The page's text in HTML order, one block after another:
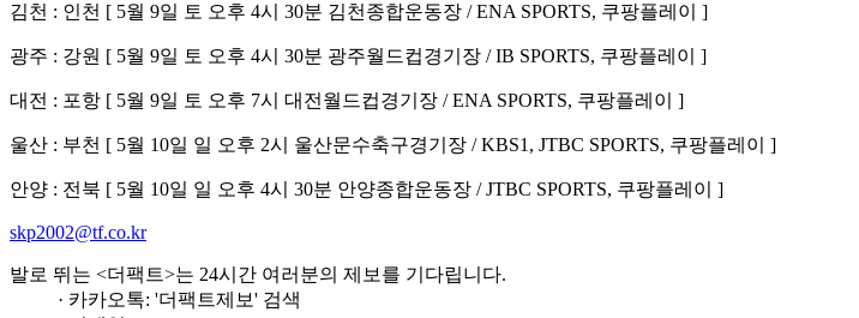
김천 : 인천 [ 5월 9일 토 오후 4시 30분 김천종합운동장 / ENA SPORTS, 쿠팡플레이 ]
광주 : 강원 [ 5월 9일 토 오후 4시 30분 광주월드컵경기장 / IB SPORTS, 쿠팡플레이 ]
대전 : 포항 [ 5월 9일 토 오후 7시 대전월드컵경기장 / ENA SPORTS, 쿠팡플레이 ]
울산 : 부천 [ 5월 10일 일 오후 2시 울산문수축구경기장 / KBS1, JTBC SPORTS, 쿠팡플레이 ]
안양 : 전북 [ 5월 10일 일 오후 4시 30분 안양종합운동장 / JTBC SPORTS, 쿠팡플레이 ]
skp2002@tf.co.kr
발로 뛰는 <더팩트>는 24시간 여러분의 제보를 기다립니다.
· 카카오톡: '더팩트제보' 검색